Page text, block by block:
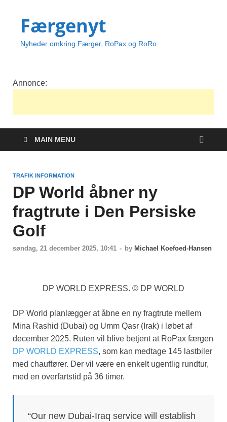
Færgenyt
Nyheder omkring Færger, RoPax og RoRo
Annonce:
MAIN MENU
TRAFIK INFORMATION
DP World åbner ny
fragtrute i Den Persiske
Golf
søndag, 21 december 2025, 10:41 - by Michael Koefoed-Hansen
DP WORLD EXPRESS. © DP WORLD
DP World planlægger at åbne en ny fragtrute mellem
Mina Rashid (Dubai) og Umm Qasr (Irak) i løbet af
december 2025. Ruten vil blive betjent at RoPax færgen
DP WORLD EXPRESS, som kan medtage 145 lastbiler
med chauffører. Der vil være en enkelt ugentlig rundtur,
med en overfartstid på 36 timer.
“Our new Dubai-Iraq service will establish